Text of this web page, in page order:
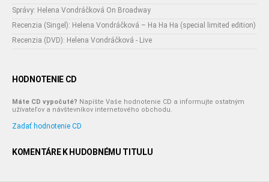
Správy: Helena Vondráčková On Broadway
Recenzia (Singel): Helena Vondráčková – Ha Ha Ha (special limited edition)
Recenzia (DVD): Helena Vondráčková - Live
HODNOTENIE CD
Máte CD vypočuté? Napíšte Vaše hodnotenie CD a informujte ostatným
užívateľov a návštevníkov internetového obchodu.
Zadať hodnotenie CD
KOMENTÁRE K HUDOBNÉMU TITULU